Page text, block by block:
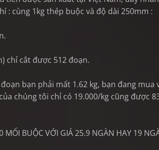
: cùng 1kg thép buộc và độ dài 250mm :
cắt được 512 đoạn.
bạn phải mất 1.62 kg, bạn đang mua
chúng tôi chỉ có 19.000/kg cũng được
MỐI BUỘC VỚI GIÁ 25.9 NGÀN HAY 19